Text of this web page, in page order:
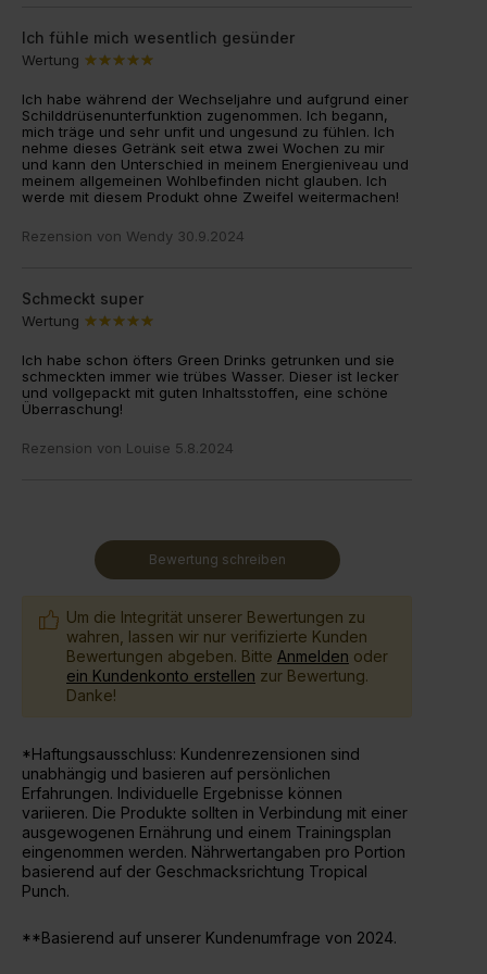
Ich fühle mich wesentlich gesünder
Wertung
Ich habe während der Wechseljahre und aufgrund einer
Schilddrüsenunterfunktion zugenommen. Ich begann,
mich träge und sehr unfit und ungesund zu fühlen. Ich
nehme dieses Getränk seit etwa zwei Wochen zu mir
und kann den Unterschied in meinem Energieniveau und
meinem allgemeinen Wohlbefinden nicht glauben. Ich
werde mit diesem Produkt ohne Zweifel weitermachen!
Rezension von Wendy 30.9.2024
Schmeckt super
Wertung
Ich habe schon öfters Green Drinks getrunken und sie
schmeckten immer wie trübes Wasser. Dieser ist lecker
und vollgepackt mit guten Inhaltsstoffen, eine schöne
Überraschung!
Rezension von Louise 5.8.2024
Bewertung schreiben
Um die Integrität unserer Bewertungen zu
wahren, lassen wir nur verifizierte Kunden
Bewertungen abgeben. Bitte Anmelden oder
ein Kundenkonto erstellen zur Bewertung.
Danke!
*Haftungsausschluss: Kundenrezensionen sind
unabhängig und basieren auf persönlichen
Erfahrungen. Individuelle Ergebnisse können
variieren. Die Produkte sollten in Verbindung mit einer
ausgewogenen Ernährung und einem Trainingsplan
eingenommen werden. Nährwertangaben pro Portion
basierend auf der Geschmacksrichtung Tropical
Punch.
**Basierend auf unserer Kundenumfrage von 2024.